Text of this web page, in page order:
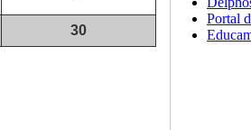
30
Portal